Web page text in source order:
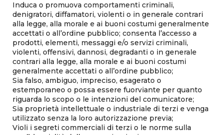
Induca o promuova comportamenti criminali,
denigratori, diffamatori, violenti o in generale contrari
alla legge, alla morale e ai buoni costumi generalmente
accettati o all’ordine pubblico; consenta l’accesso a
prodotti, elementi, messaggi e/o servizi criminali,
violenti, offensivi, dannosi, degradanti o in generale
contrari alla legge, alla morale e ai buoni costumi
generalmente accettati o all’ordine pubblico;
Sia falso, ambiguo, impreciso, esagerato o
estemporaneo o possa essere fuorviante per quanto
riguarda lo scopo o le intenzioni del comunicatore;
Sia proprietà intellettuale o industriale di terzi e venga
utilizzato senza la loro autorizzazione previa;
Violi i segreti commerciali di terzi o le norme sulla